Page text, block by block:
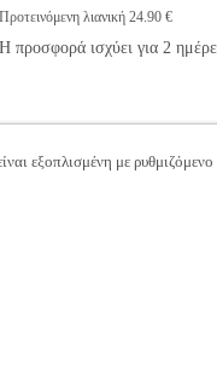
Προτεινόμενη λιανική 24.90 €
Η προσφορά ισχύει για 2
εξοπλισμένη με ρυθμιζόμενο